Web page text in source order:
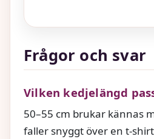
Frågor och svar
Vilken kedjelängd
50–55 cm brukar kännas
faller snyggt över en t-